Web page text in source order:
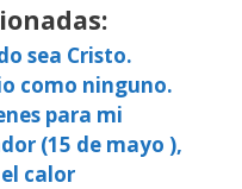
sea Cristo.
como ninguno.
para mi
(15 de mayo ),
calor